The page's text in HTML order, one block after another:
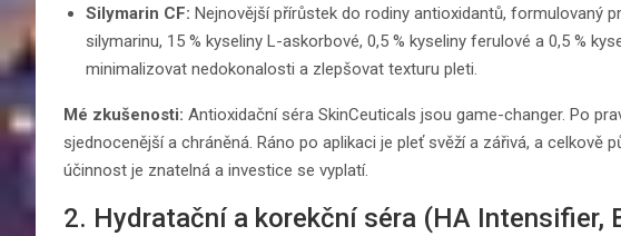
Silymarin CF: Nejnovější přírůstek do rodiny antioxidantů, formulovaný
silymarinu, 15 % kyseliny L-askorbové, 0,5 % kyseliny ferulové a 0,5 %
minimalizovat nedokonalosti a zlepšovat texturu pleti.
Mé zkušenosti: Antioxidační séra SkinCeuticals jsou game-changer. Po
sjednocenější a chráněná. Ráno po aplikaci je pleť svěží a zářivá, a celkově
účinnost je znatelná a investice se vyplatí.
2. Hydratační a korekční séra (HA Intensifier,